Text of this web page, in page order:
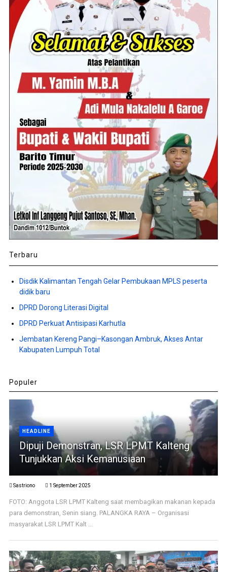
Terbaru
Disdik Kalimantan Tengah Gelar Pembukaan MPLS peserta
didik baru
DPRD Dorong Literasi Digital
DPRD Perkuat Antisipasi Karhutla
Jembatan Kereng Pangi–Kasongan Ambruk, Akses Antar
Kabupaten Lumpuh Total
Populer
HEADLINE
Dipuji Demonstran, LSR LPMT Kalteng
Tunjukkan Aksi Kemanusiaan
Sastriono 1 September 2025
FOTO: Anggota LSR LPMT Kalteng saat membagikan makanan kepada
para demonstran, Senin siang. PALANGKA RAYA – Organisasi
masyarakat LSR LPMT Kalt ...